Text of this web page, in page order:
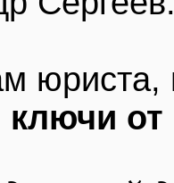
юриста,
от